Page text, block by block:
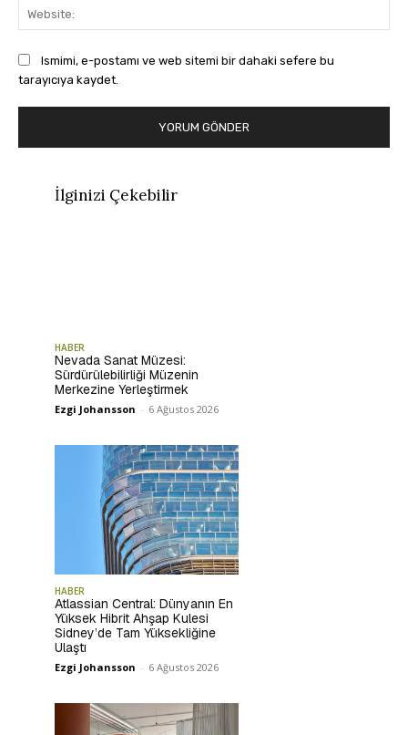
Ismimi, e-postamı ve web sitemi bir dahaki sefere bu
tarayıcıya kaydet.
İlginizi Çekebilir
HABER
Nevada Sanat Müzesi:
Sürdürülebilirliği Müzenin
Merkezine Yerleştirmek
Ezgi Johansson - 6 Ağustos 2026
HABER
Atlassian Central: Dünyanın En
Yüksek Hibrit Ahşap Kulesi
Sidney’de Tam Yüksekliğine
Ulaştı
Ezgi Johansson - 6 Ağustos 2026